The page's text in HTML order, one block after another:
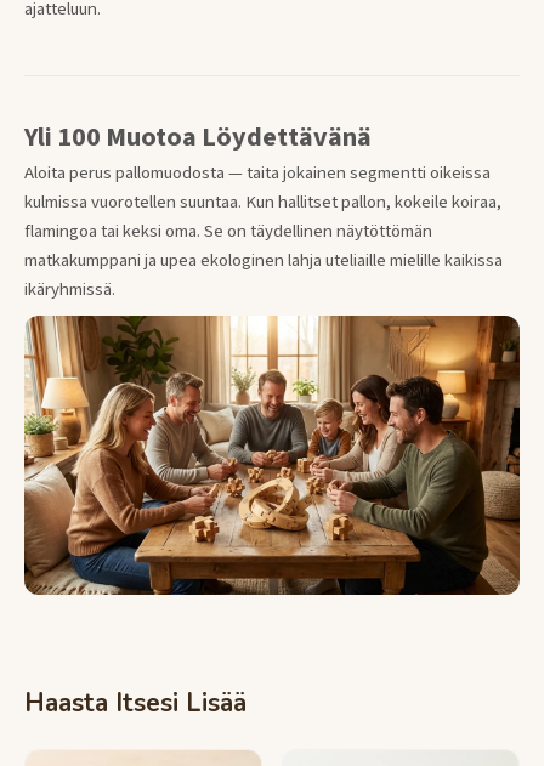
ajatteluun.
Yli 100 Muotoa Löydettävänä
Aloita perus pallomuodosta — taita jokainen segmentti oikeissa
kulmissa vuorotellen suuntaa. Kun hallitset pallon, kokeile koiraa,
flamingoa tai keksi oma. Se on täydellinen näytöttömän
matkakumppani ja upea ekologinen lahja uteliaille mielille kaikissa
ikäryhmissä.
Haasta Itsesi Lisää